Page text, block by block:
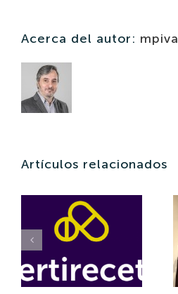
Acerca del autor: mpiva
Artículos relacionados